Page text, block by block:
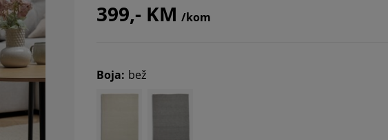
399,- KM /kom
Boja: bež
41.30434782608695%
6.521739130434782%
2.1739130434782608%
2.1739130434782608%
47.82608695652174%